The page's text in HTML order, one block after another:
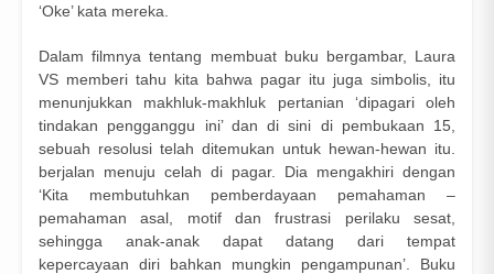
‘Oke’ kata mereka.
Dalam filmnya tentang membuat buku bergambar, Laura
VS memberi tahu kita bahwa pagar itu juga simbolis, itu
menunjukkan makhluk-makhluk pertanian ‘dipagari oleh
tindakan pengganggu ini’ dan di sini di pembukaan 15,
sebuah resolusi telah ditemukan untuk hewan-hewan itu.
berjalan menuju celah di pagar. Dia mengakhiri dengan
‘Kita membutuhkan pemberdayaan pemahaman –
pemahaman asal, motif dan frustrasi perilaku sesat,
sehingga anak-anak dapat datang dari tempat
kepercayaan diri bahkan mungkin pengampunan’. Buku